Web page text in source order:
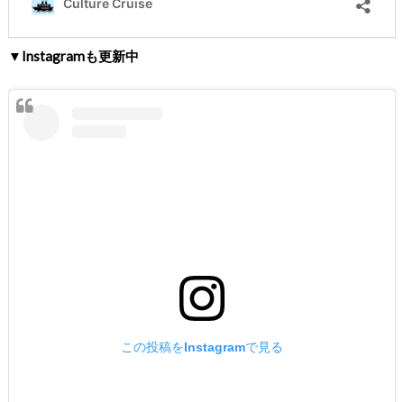
▼Instagramも更新中
この投稿をInstagramで見る